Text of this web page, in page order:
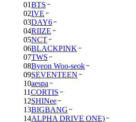
01BTS
02IVE
03DAY6
04RIIZE
05NCT
06BLACKPINK
07TWS
08Byeon Woo-seok
09SEVENTEEN
10aespa
11CORTIS
12SHINee
13BIGBANG
14ALPHA DRIVE ONE)